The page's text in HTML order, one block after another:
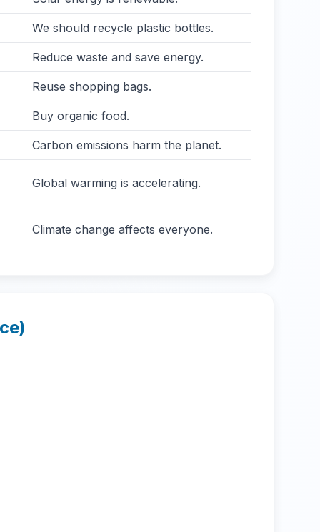
We should recycle plastic bottles.
Reduce waste and save energy.
Reuse shopping bags.
Buy organic food.
Carbon emissions harm the planet.
Global warming is accelerating.
Climate change affects everyone.